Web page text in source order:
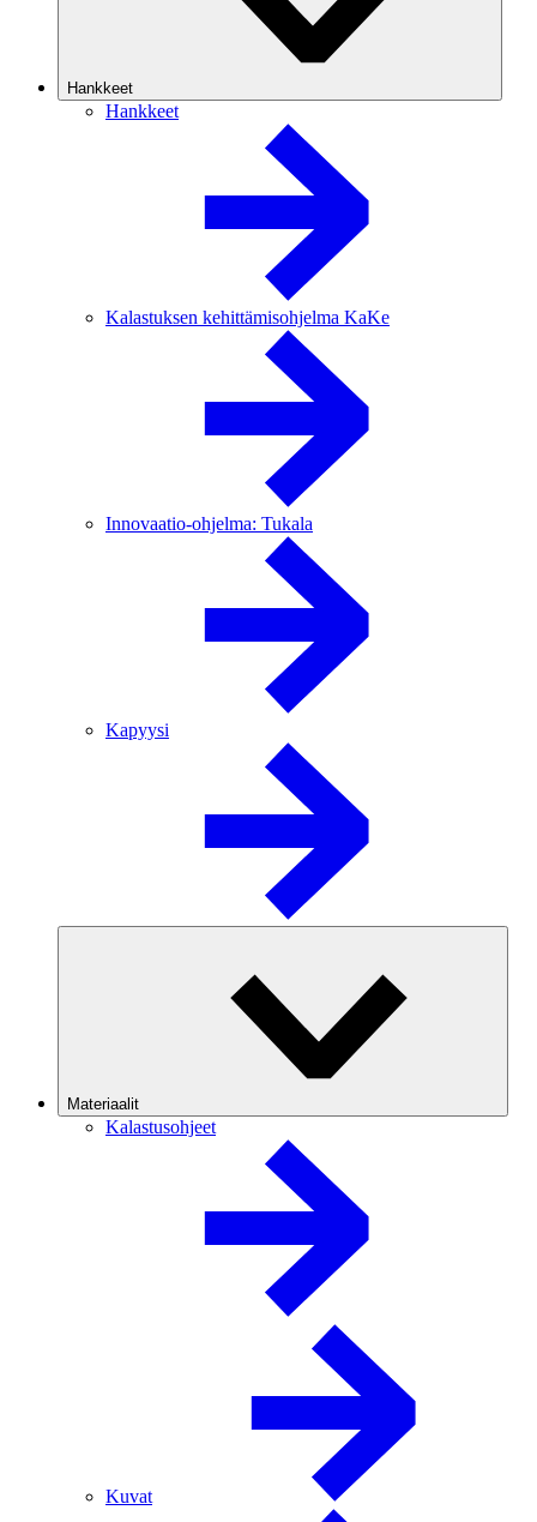
Hankkeet
Hankkeet
Kalastuksen kehittämisohjelma KaKe
Innovaatio-ohjelma: Tukala
Kapyysi
Materiaalit
Kalastusohjeet
Kuvat